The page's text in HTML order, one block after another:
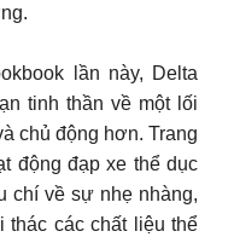
lần này, Delta
tinh thần về một lối
chủ động hơn. Trang
động đạp xe thể dục
chí về sự nhẹ nhàng,
thác các chất liệu thể